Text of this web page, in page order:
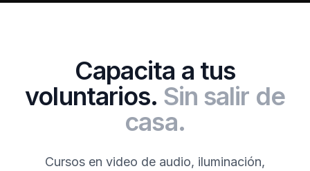
Capacita a tus
voluntarios. Sin salir de
casa.
Cursos en video de audio, iluminación,